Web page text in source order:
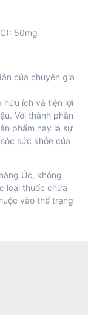
50mg
của chuyên gia
hữu ích và tiện lợi
Với thành phần
phẩm này là sự
sức khỏe của
Úc, không
loại thuốc chữa
vào thể trạng